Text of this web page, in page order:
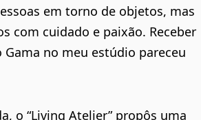
em torno de objetos, mas
com cuidado e paixão. Receber
no meu estúdio pareceu
o “Living Atelier” propôs uma